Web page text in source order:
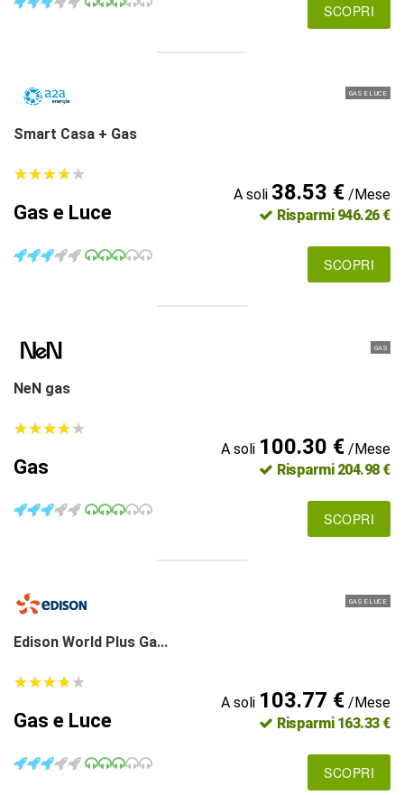
SCOPRI
GAS E LUCE
Smart Casa + Gas
★★★★★
★★★★★
Gas e Luce
A soli 38.53 €/Mese
Risparmi 946.26 €
SCOPRI
GAS
NeN gas
★★★★★
★★★★★
Gas
A soli 100.30 €/Mese
Risparmi 204.98 €
SCOPRI
GAS E LUCE
Edison World Plus Ga...
★★★★★
★★★★★
Gas e Luce
A soli 103.77 €/Mese
Risparmi 163.33 €
SCOPRI